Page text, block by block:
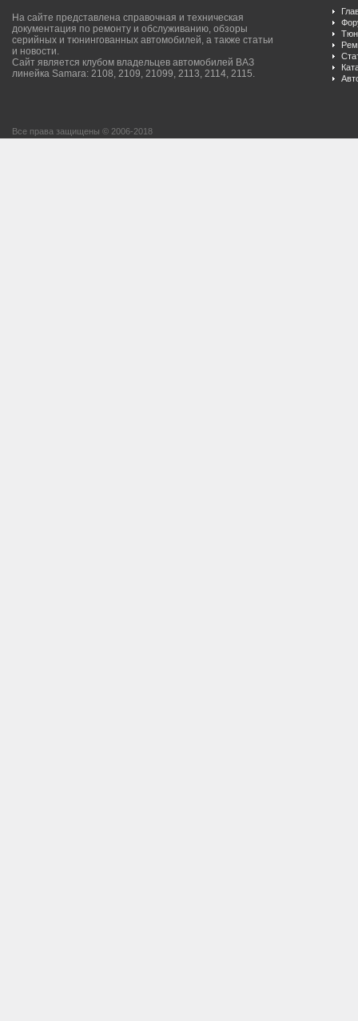
На сайте представлена справочная и техническая
документация по ремонту и обслуживанию, обзоры
серийных и тюнингованных автомобилей, а также статьи
и новости.
Сайт является клубом владельцев автомобилей ВАЗ
линейка Samara: 2108, 2109, 21099, 2113, 2114, 2115.
Все права защищены © 2006-2018